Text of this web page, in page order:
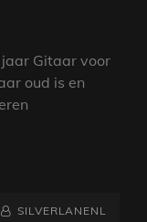
Gitaar voor
oud is en
NAAMREGEL
BYLINE
SILVERLANENL